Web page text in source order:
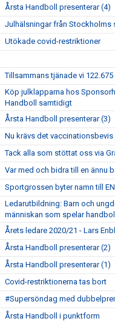
Årsta Handboll presenterar (4)
Julhälsningar från
Utökade covid-restriktioner
Tillsammans tjänade vi
Köp julklapparna hos
Handboll samtidigt
Årsta Handboll presenterar (3)
Nu krävs det
Tack alla som stöttat oss via
Var med och bidra till en ännu
Sportgrossen byter namn till
Ledarutbildning: Barn och
människan som spelar handboll
Årets ledare 2020/21 - Lars
Årsta Handboll presenterar (2)
Årsta Handboll presenterar (1)
Covid-restriktionerna tas bort
#Supersöndag med
Årsta Handboll i punktform